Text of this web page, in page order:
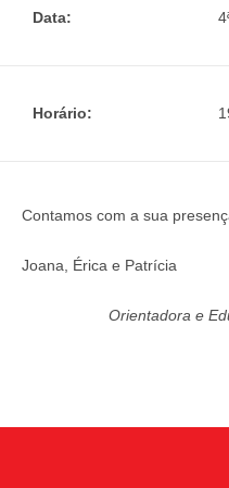
Data:
Horário:
Contamos com a sua
Joana, Érica e Patrícia
Orientadora e